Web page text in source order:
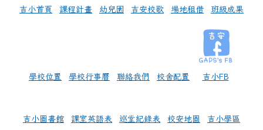
吉小首頁 課程計畫 幼兒園 吉安校歌 場地租借 班級成果
學校位置 學校行事曆 聯絡我們 校舍配置 吉小FB
吉小圖書館 課室英語表 巡堂紀錄表 校安地圖 吉小學區